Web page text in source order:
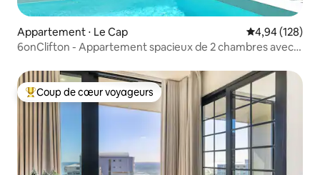
Appartement ⋅ Le Cap Évaluation
4,94 (128)
6onClifton - Appartement spacieux de 2 chambres avec
Coups de cœur voyageurs les plus appréciés
Coup de cœur voyageurs